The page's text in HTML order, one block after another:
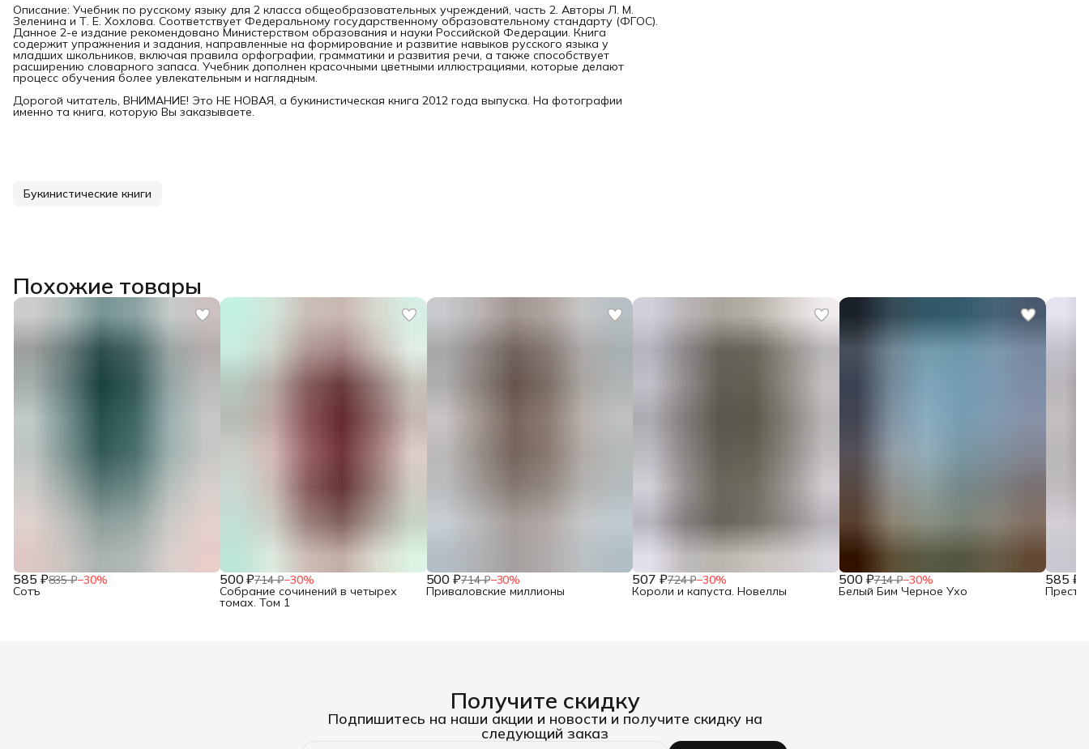
Описание: Учебник по русскому языку для 2 класса общеобразовательных учреждений, часть 2. Авторы Л. М.
Зеленина и Т. Е. Хохлова. Соответствует Федеральному государственному образовательному стандарту (ФГОС).
Данное 2-е издание рекомендовано Министерством образования и науки Российской Федерации. Книга
содержит упражнения и задания, направленные на формирование и развитие навыков русского языка у
младших школьников, включая правила орфографии, грамматики и развития речи, а также способствует
расширению словарного запаса. Учебник дополнен красочными цветными иллюстрациями, которые делают
процесс обучения более увлекательным и наглядным.
Дорогой читатель, ВНИМАНИЕ! Это НЕ НОВАЯ, а букинистическая книга 2012 года выпуска. На фотографии
именно та книга, которую Вы заказываете.
Букинистические книги
Похожие товары
585 ₽835 ₽−30%
Сотъ
500 ₽714 ₽−30%
Собрание сочинений в четырех
томах. Том 1
500 ₽714 ₽−30%
Приваловские миллионы
507 ₽724 ₽−30%
Короли и капуста. Новеллы
500 ₽714 ₽−30%
Белый Бим Черное Ухо
585 ₽
Получите скидку
Подпишитесь на наши акции и новости и получите скидку на
следующий заказ